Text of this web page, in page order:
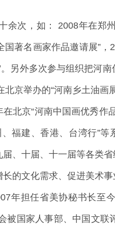
，如： 2008年在郑州
国著名画家作品邀请展”
另外多次参与组织把河
京举办的“河南乡土油画
北京“河南中国画优秀
福建、香港、台湾行”
、十届、十一届等各类
的文化需求、促进美术
年担任省美协秘书长至
被国家人事部、中国文